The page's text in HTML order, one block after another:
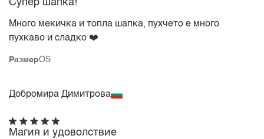
РазмерOS
Супер шапка!
Много мекичка и топла шапка, пухчето е много
пухкаво и сладко ❤️
Добромира Димитрова
Магия и удоволствие